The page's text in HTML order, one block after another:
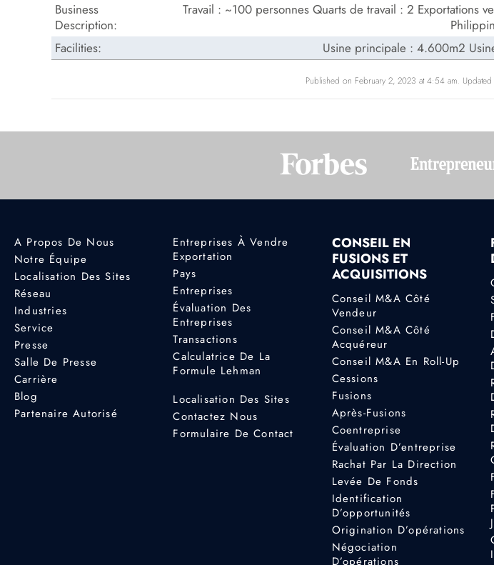
Business
Description:
Travail : ~100 personnes Quarts de travail : 2 Exportations
Facilities:
Usine principale : 4.600m2
Published on February 2, 2023 at 4:54 am.
A Propos De Nous
Notre Équipe
Localisation Des Sites
Réseau
Industries
Service
Presse
Salle De Presse
Carrière
Blog
Partenaire Autorisé
Entreprises À Vendre
Exportation
Pays
Entreprises
Évaluation Des
Entreprises
Transactions
Calculatrice De La
Formule Lehman
Localisation Des Sites
Contactez Nous
Formulaire De Contact
CONSEIL EN
FUSIONS ET
ACQUISITIONS
Conseil M&A Côté
Vendeur
Conseil M&A Côté
Acquéreur
Conseil M&A En Roll-Up
Cessions
Fusions
Après-Fusions
Coentreprise
Évaluation D’entreprise
Rachat Par La Direction
Levée De Fonds
Identification
D’opportunités
Origination D’opérations
Négociation
D’opérations